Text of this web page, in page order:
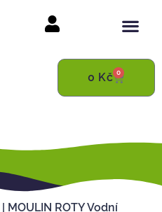
0 Kč 0
| MOULIN ROTY Vodní